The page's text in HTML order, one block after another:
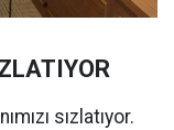
sızlatıyor.